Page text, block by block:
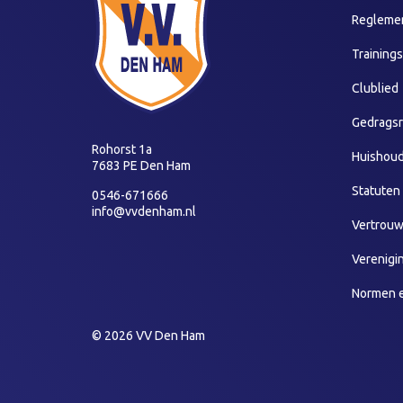
Rohorst 1a
7683 PE Den Ham
0546-671666
info@vvdenham.nl
Clublied
Statuten
Normen
© 2026 VV Den Ham